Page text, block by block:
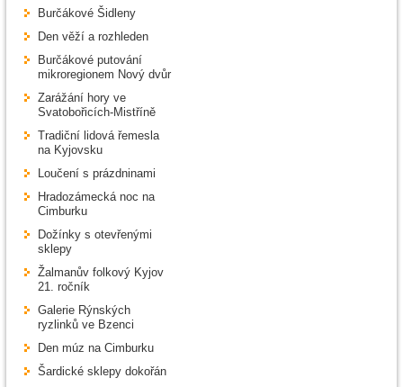
Burčákové Šidleny
Den věží a rozhleden
Burčákové putování
mikroregionem Nový dvůr
Zarážání hory ve
Svatobořicích-Mistříně
Tradiční lidová řemesla
na Kyjovsku
Loučení s prázdninami
Hradozámecká noc na
Cimburku
Dožínky s otevřenými
sklepy
Žalmanův folkový Kyjov
21. ročník
Galerie Rýnských
ryzlinků ve Bzenci
Den múz na Cimburku
Šardické sklepy dokořán